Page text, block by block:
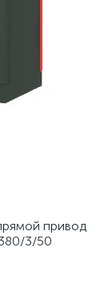
привод
3/50